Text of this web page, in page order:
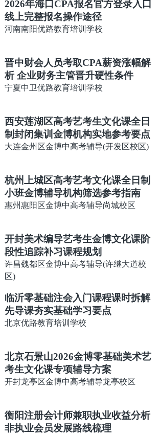
2026年海口CPA报名官方登录入口
线上完整报名操作途径
河南南阳优路教育培训学校
晋中财会人员考取CPA薪资涨幅解
析 企业财务主管晋升硬性条件
宁夏中卫优路教育培训学校
西安莲湖区高考艺考生文化课全日
制封闭集训金博机构实地参考要点
大连金州区金博中高考辅导(开发区校区)
杭州上城区高考艺考文化课全日制
小班金博辅导机构筛选参考指南
惠州惠阳区金博中高考辅导尚城校区
开封美术编导艺考生金博文化课阶
段性追踪补习课程规划
许昌魏都区金博中高考辅导(许继大道校
区)
临沂零基础注会入门课程课时拆解
先导课夯实基础学习要点
北京优路教育培训学校
北京石景山2026金博零基础美术艺
考生文化课专项辅导方案
开封龙亭区金博中高考辅导龙亭校区
衡阳注册会计师兼职执业收益分析
非执业会员发展路线梳理